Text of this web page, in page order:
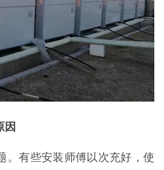
因
。有些安装师傅以次充好，使